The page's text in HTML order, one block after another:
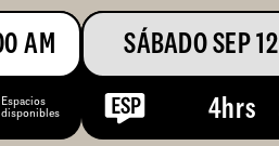
AM
Espacios
disponibles
SÁBADO SEP 12
4hrs